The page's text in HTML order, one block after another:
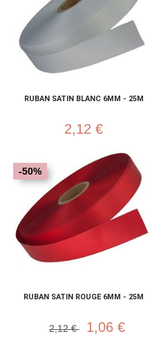
RUBAN SATIN BLANC 6MM - 25M
2,12 €
RUBAN SATIN ROUGE 6MM - 25M
-50%
2,12 € 1,06 €